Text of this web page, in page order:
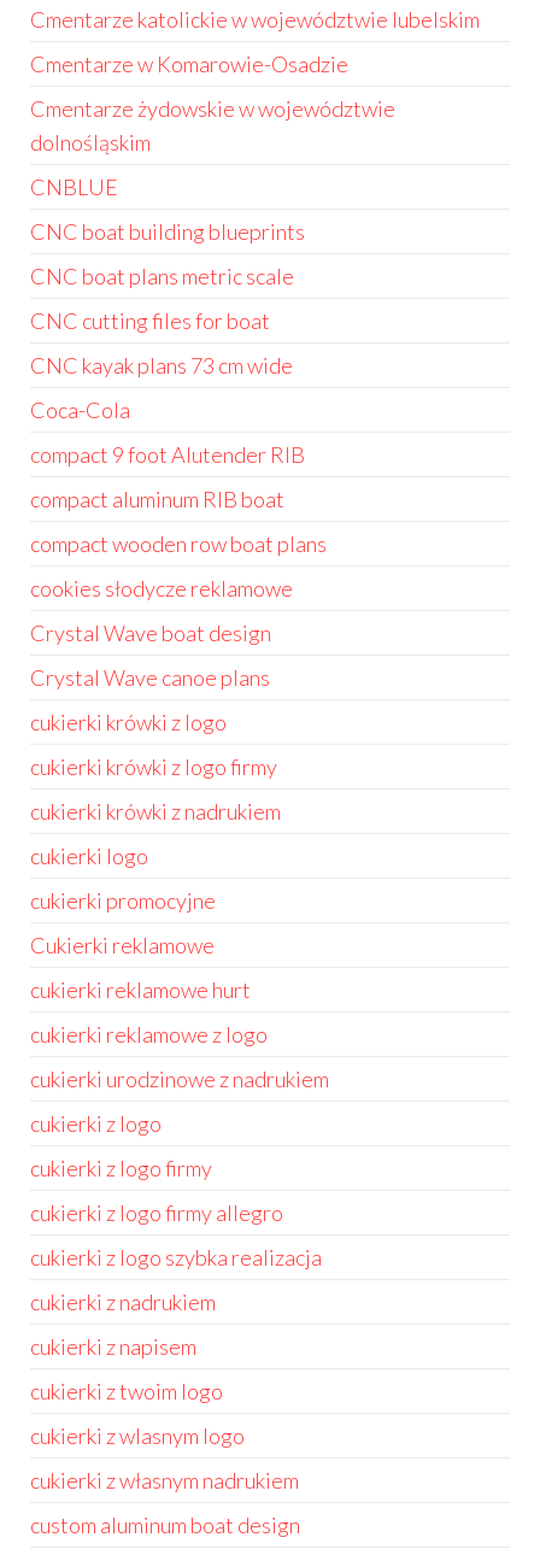
Cmentarze katolickie w województwie lubelskim
Cmentarze w Komarowie-Osadzie
Cmentarze żydowskie w województwie
dolnośląskim
CNBLUE
CNC boat building blueprints
CNC boat plans metric scale
CNC cutting files for boat
CNC kayak plans 73 cm wide
Coca-Cola
compact 9 foot Alutender RIB
compact aluminum RIB boat
compact wooden row boat plans
cookies słodycze reklamowe
Crystal Wave boat design
Crystal Wave canoe plans
cukierki krówki z logo
cukierki krówki z logo firmy
cukierki krówki z nadrukiem
cukierki logo
cukierki promocyjne
Cukierki reklamowe
cukierki reklamowe hurt
cukierki reklamowe z logo
cukierki urodzinowe z nadrukiem
cukierki z logo
cukierki z logo firmy
cukierki z logo firmy allegro
cukierki z logo szybka realizacja
cukierki z nadrukiem
cukierki z napisem
cukierki z twoim logo
cukierki z wlasnym logo
cukierki z własnym nadrukiem
custom aluminum boat design